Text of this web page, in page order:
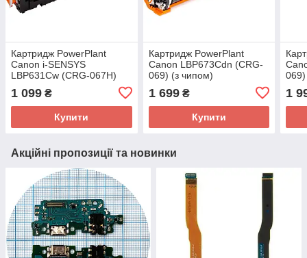
Картридж PowerPlant
Canon i-SENSYS
LBP631Cw (CRG-067H)
1 099 ₴
Купити
Картридж PowerPlant
Canon LBP673Cdn (CRG-
069) (з чипом)
1 699₴
Купити
1
Акційні пропозиції та новинки